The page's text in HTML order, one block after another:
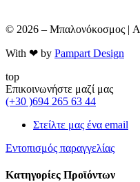
© 2026 – Μπαλονόκοσμος |
With ❤ by Pampart Design
top
Επικοινωνήστε μαζί μας
(+30 )694 265 63 44
Στείλτε μας ένα email
Εντοπισμός παραγγελίας
Κατηγορίες Προϊόντων